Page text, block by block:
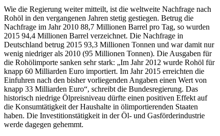
Wie die Regierung weiter mitteilt, ist die weltweite Nachfrage nach
Rohöl in den vergangenen Jahren stetig gestiegen. Betrug die
Nachfrage im Jahr 2010 88,7 Millionen Barrel pro Tag, so wurden
2015 94,4 Millionen Barrel verzeichnet. Die Nachfrage in
Deutschland betrug 2015 93,3 Millionen Tonnen und war damit nur
wenig niedriger als 2010 (95 Millionen Tonnen). Die Ausgaben für
die Rohölimporte sanken sehr stark: „Im Jahr 2012 wurde Rohöl für
knapp 60 Milliarden Euro importiert. Im Jahr 2015 erreichten die
Einfuhren nach den bisher vorliegenden Angaben einen Wert von
knapp 33 Milliarden Euro“, schreibt die Bundesregierung. Das
historisch niedrige Ölpreisniveau dürfte einen positiven Effekt auf
die Konsumtätigkeit der Haushalte in ölimportierenden Staaten
haben. Die Investitionstätigkeit in der Öl- und Gasförderindustrie
werde dagegen gehemmt.